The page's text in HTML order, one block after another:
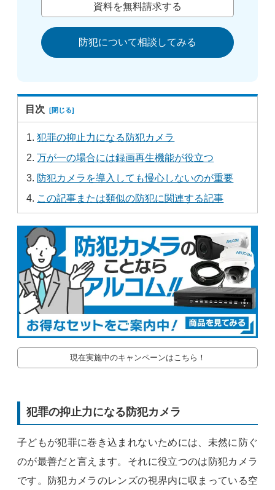
資料を無料請求する
防犯について相談してみる
目次
犯罪の抑止力になる防犯カメラ
万が一の場合には録画再生機能が役立つ
防犯カメラを導入しても慢心しないのが重要
この記事または類似の防犯に関連する記事
現在実施中のキャンペーンはこちら！
犯罪の抑止力になる防犯カメラ
子どもが犯罪に巻き込まれないためには、未然に防ぐ
のが最善だと言えます。それに役立つのは防犯カメラ
です。防犯カメラのレンズの視界内に収まっている空